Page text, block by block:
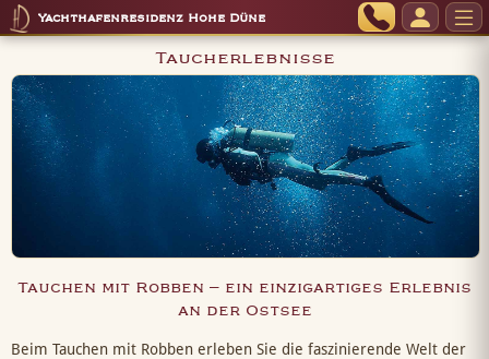
Yachthafenresidenz Hohe Düne
Taucherlebnisse
Tauchen mit Robben – ein einzigartiges Erlebnis
an der Ostsee
Beim Tauchen mit Robben erleben Sie die faszinierende Welt der